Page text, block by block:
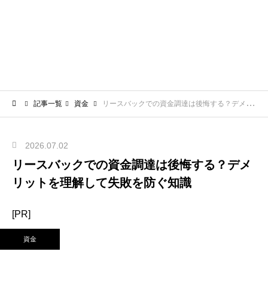
記事一覧 資金 リースバックでの資金調達は後悔する？デメリットを理解して失敗を防ぐ知識
2026.07.02
リースバックでの資金調達は後悔する？デメ
リットを理解して失敗を防ぐ知識
[PR]
資金